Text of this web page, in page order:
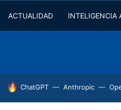
ACTUALIDAD INTELIGENCIA
HOY SE HABLA DE
ChatGPT Anthropic